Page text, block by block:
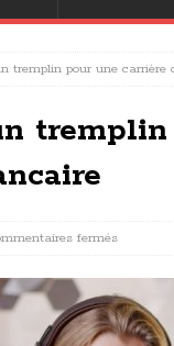
tremplin pour une carrière
fermés